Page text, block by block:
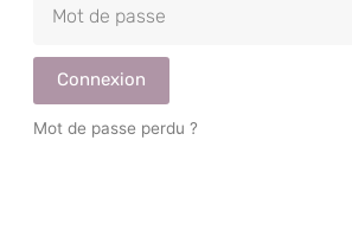
Connexion
Mot de passe perdu ?